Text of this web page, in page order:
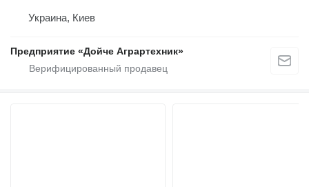
Украина, Киев
Предприятие «Дойче Аграртехник»